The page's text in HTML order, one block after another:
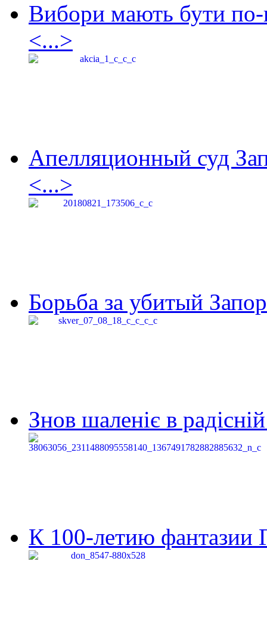
Вибори мають бути по-
<...>
Апелляционный суд
<...>
Борьба за убитый
Знов шаленіє в
К 100-летию фантазии